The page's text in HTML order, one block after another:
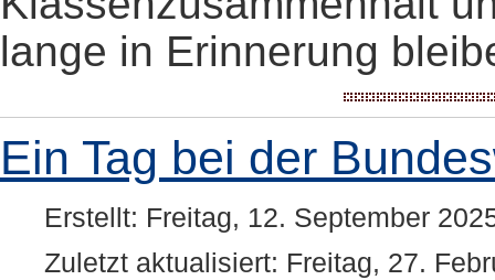
lange in Erinnerung
Ein Tag bei der
Erstellt: Freitag, 12. September
Zuletzt aktualisiert: Freitag, 27.